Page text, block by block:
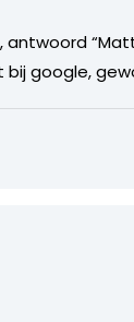
antwoord
bij google,